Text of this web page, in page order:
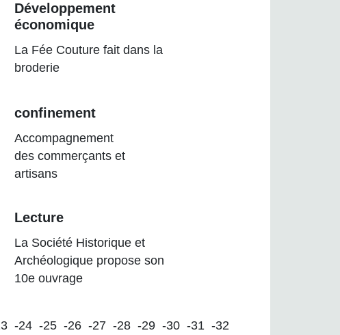
Développement
économique
La Fée Couture fait dans la
broderie
confinement
Accompagnement
des commerçants et
artisans
Lecture
La Société Historique et
Archéologique propose son
10e ouvrage
-24 -25 -26 -27 -28 -29 -30 -31 -32